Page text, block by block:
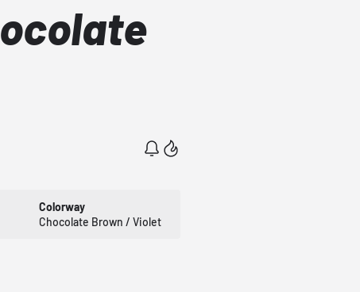
Colorway
Chocolate Brown / Violet